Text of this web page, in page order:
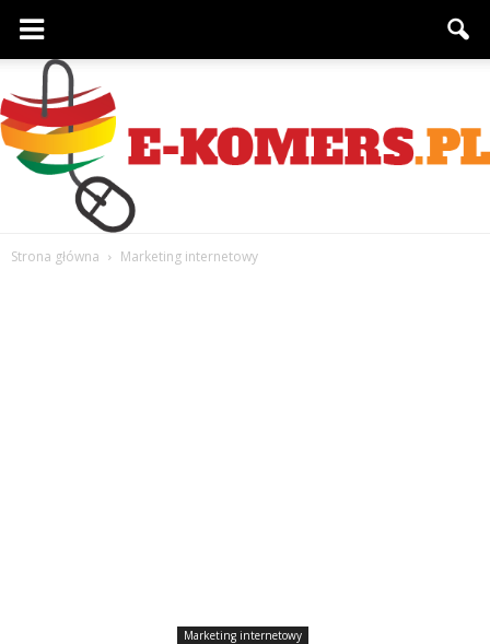
Strona główna Marketing internetowy
Marketing internetowy